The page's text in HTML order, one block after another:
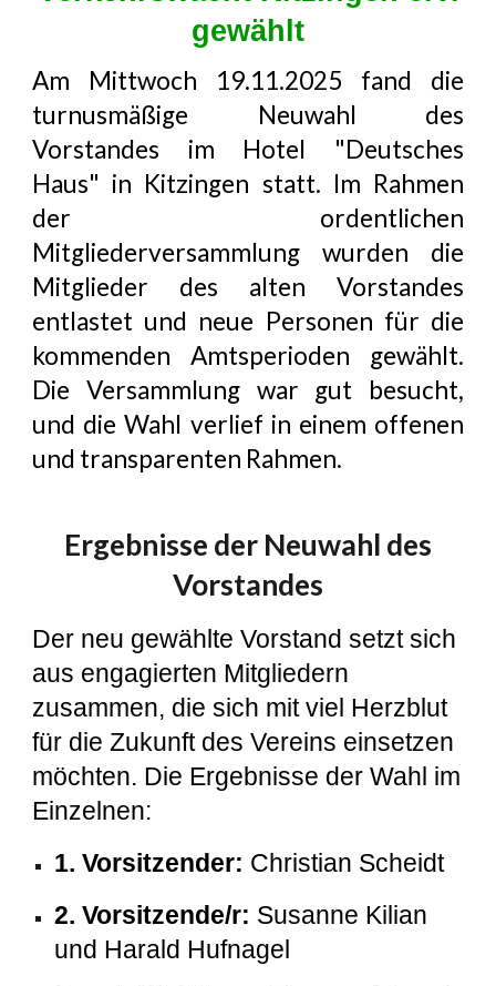
gewählt
Am Mittwoch 19.11.2025
fand die
turnusmäßige Neuwahl des
Vorstandes im Hotel "Deutsches
Haus" in Kitzingen statt. Im Rahmen
der ordentlichen
Mitgliederversammlung wurden die
Mitglieder des alten Vorstandes
entlastet und neue Personen für die
kommenden Amtsperioden gewählt.
Die Versammlung war gut besucht,
und die Wahl verlief in einem offenen
und transparenten Rahmen.
Ergebnisse der Neuwahl des
Vorstandes
Der neu gewählte Vorstand setzt sich
aus engagierten Mitgliedern
zusammen, die sich mit viel Herzblut
für die Zukunft des Vereins einsetzen
möchten. Die Ergebnisse der Wahl im
Einzelnen:
1. Vorsitzender: Christian Scheidt
2. Vorsitzende/r: Susanne Kilian
und Harald Hufnagel